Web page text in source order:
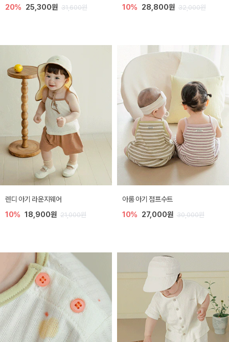
20% 25,300원 31,600원 10% 28,800원 32,000원
렌디 아기 라운지웨어
10% 18,900원 21,000원
아롬 아기 점프수트
10% 27,000원 30,000원